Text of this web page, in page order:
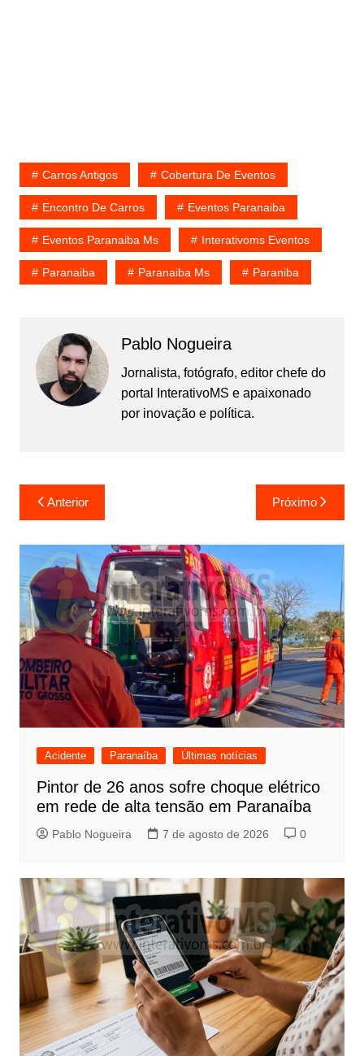
Carros Antigos Cobertura De Eventos
Encontro De Carros Eventos Paranaiba
Eventos Paranaiba Ms Interativoms Eventos
Paranaiba Paranaiba Ms Paraniba
Pablo Nogueira
Jornalista, fotógrafo, editor chefe do
portal InterativoMS e apaixonado
por inovação e política.
Navegação
de
Post
Anterior Próximo
Acidente Paranaíba Últimas notícias
Pintor de 26 anos sofre choque elétrico
em rede de alta tensão em Paranaíba
Pablo Nogueira 7 de agosto de 2026 0